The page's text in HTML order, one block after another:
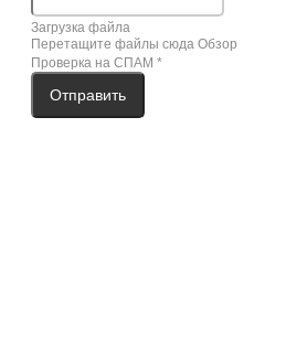
Загрузка файла
Перетащите файлы сюда Обзор
Проверка на СПАМ *
Отправить